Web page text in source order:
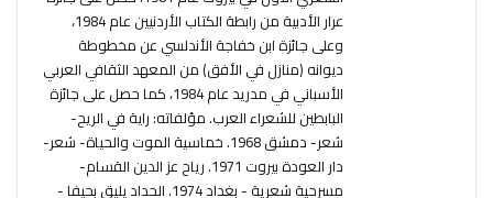
عرار الأدبية من رابطة الكتاب الأردنيين عام 1984،
وعلى جائزة ابن خفاجة الأندلسي عن مخطوطة
ديوانه (منازل في الأفق) من المعهد الثقافي العربي
الأسباني في مدريد عام 1984، كما حصل على جائزة
البابطين للشعراء العرب. مؤلفاته: راية في الريح-
شعر- دمشق 1968. خماسية الموت والحياة- شعر-
دار العودة بيروت 1971. رياح عز الدين القسام-
مسرحية شعرية - بغداد 1974. الحداد يليق بحيفا -